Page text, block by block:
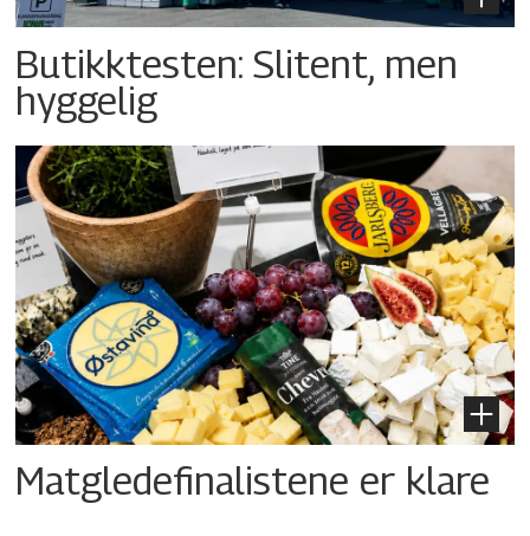
Butikktesten: Slitent, men
hyggelig
Matgledefinalistene er klare